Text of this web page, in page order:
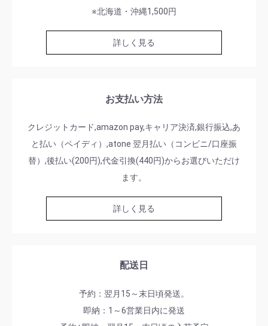
※北海道・沖縄1,500円
詳しく見る
お支払い方法
クレジットカード,amazon pay,キャリア決済,銀行振込,あ
と払い（ペイディ）,atone 翌月払い（コンビニ/口座振
替）,後払い(200円),代金引換(440円)からお選びいただけ
ます。
詳しく見る
配送日
予約：翌月15～末日頃発送。
即納：1～6営業日内に発送